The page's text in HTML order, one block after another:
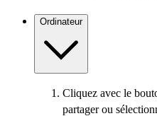
Ordinateur
Cliquez avec le
partager ou